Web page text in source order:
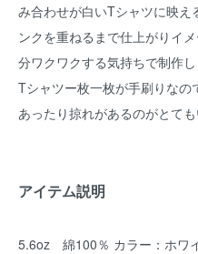
み合わせが白いTシャツに映え
ンクを重ねるまで仕上がりイ
分ワクワクする気持ちで制作し
Tシャツー枚一枚が手刷りな
あったり掠れがあるのがとても
アイテム説明
5.6oz 綿100％ カラー：ホワ